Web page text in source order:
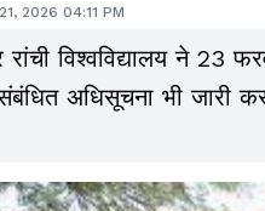
2026 04:11 PM
विश्वविद्यालय ने 23
अधिसूचना भी जारी